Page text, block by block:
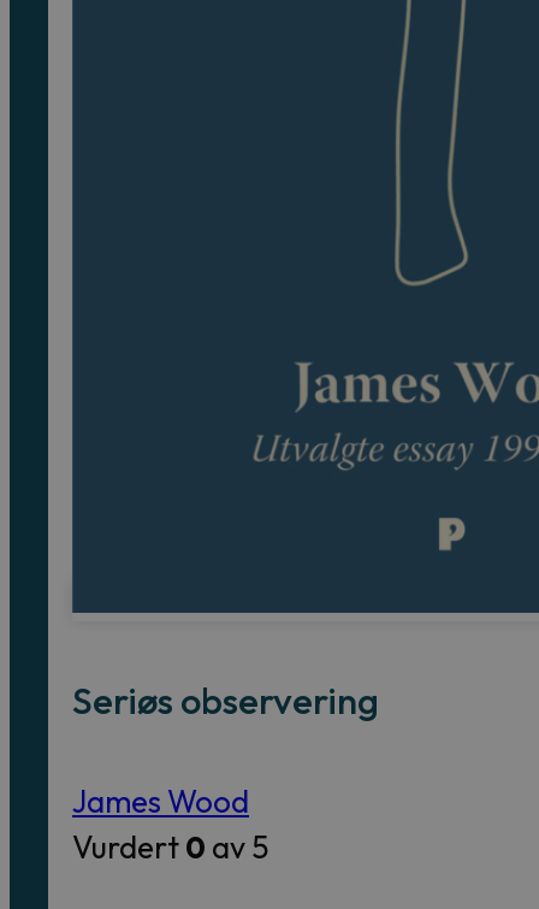
Seriøs observering
James Wood
Vurdert0 av 5